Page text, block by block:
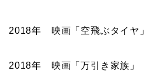
2018年 映画「空飛ぶタイヤ」
2018年 映画「万引き家族」